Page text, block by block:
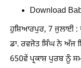
Download
ਹੁਸ਼ਿਆਰਪੁਰ, 7 ਜੁਲਾਈ :
ਡਾ. ਰਵਜੋਤ ਸਿੰਘ ਨੇ ਅੱਜ
650ਵੇਂ ਪ੍ਰਕਾਸ਼ ਪੁਰਬ ਨੂੰ